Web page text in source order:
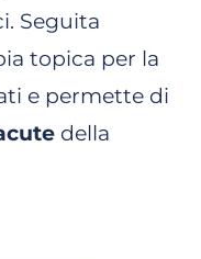
Seguita
topica per la
e permette di
della